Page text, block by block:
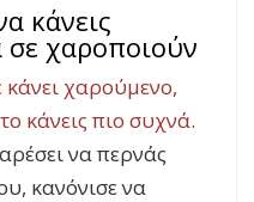
κάνεις
χαροποιούν
χαρούμενο,
κάνεις πιο συχνά.
να περνάς
κανόνισε να